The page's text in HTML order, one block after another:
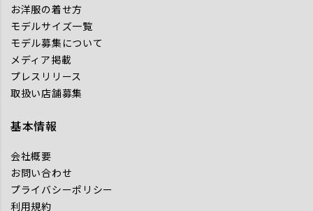
お洋服の着せ方
モデルサイズ一覧
モデル募集について
メディア掲載
プレスリリース
取扱い店舗募集
基本情報
会社概要
お問い合わせ
プライバシーポリシー
利用規約